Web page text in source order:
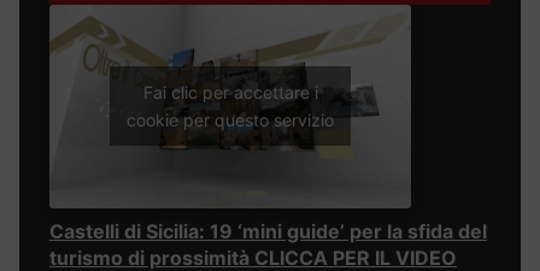
Fai clic per accettare i
cookie per questo servizio
Castelli di Sicilia: 19 ‘mini guide’ per la sfida del
turismo di prossimità CLICCA PER IL VIDEO